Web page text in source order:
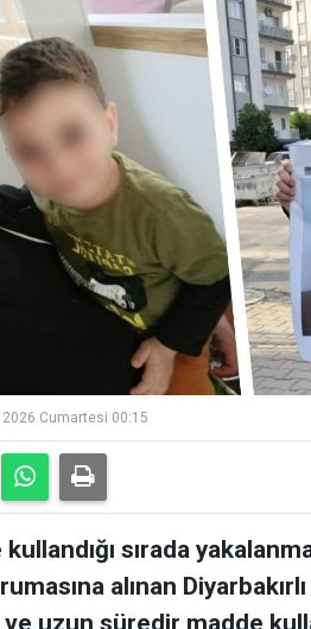
Cumartesi 00:15
sırada
alınan
ve uzun süredir madde